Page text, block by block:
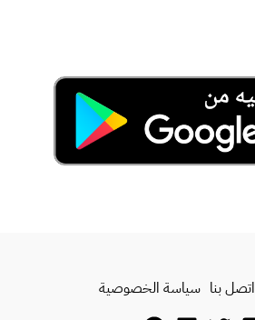
اتصل بنا سياسة الخصوصية